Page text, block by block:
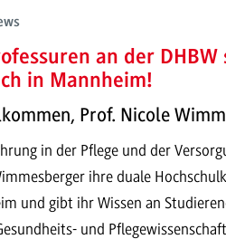
an der DHBW
in Mannheim!
Prof. Nicole
in der Pflege und der
ihre duale
und gibt ihr Wissen an
und